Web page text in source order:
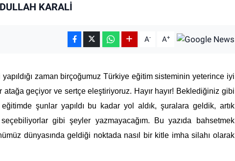
KARALİ
A- A+
zaman birçoğumuz Türkiye eğitim sisteminin yeterince iyi
atağa geçiyor ve sertçe eleştiriyoruz. Hayır hayır! Beklediğiniz gibi
şunlar yapıldı bu kadar yol aldık, şuralara geldik, artık
gibi şeyler yazmayacağım. Bu yazıda bahsetmek
dünyasında geldiği noktada nasıl bir kitle imha silahı olarak